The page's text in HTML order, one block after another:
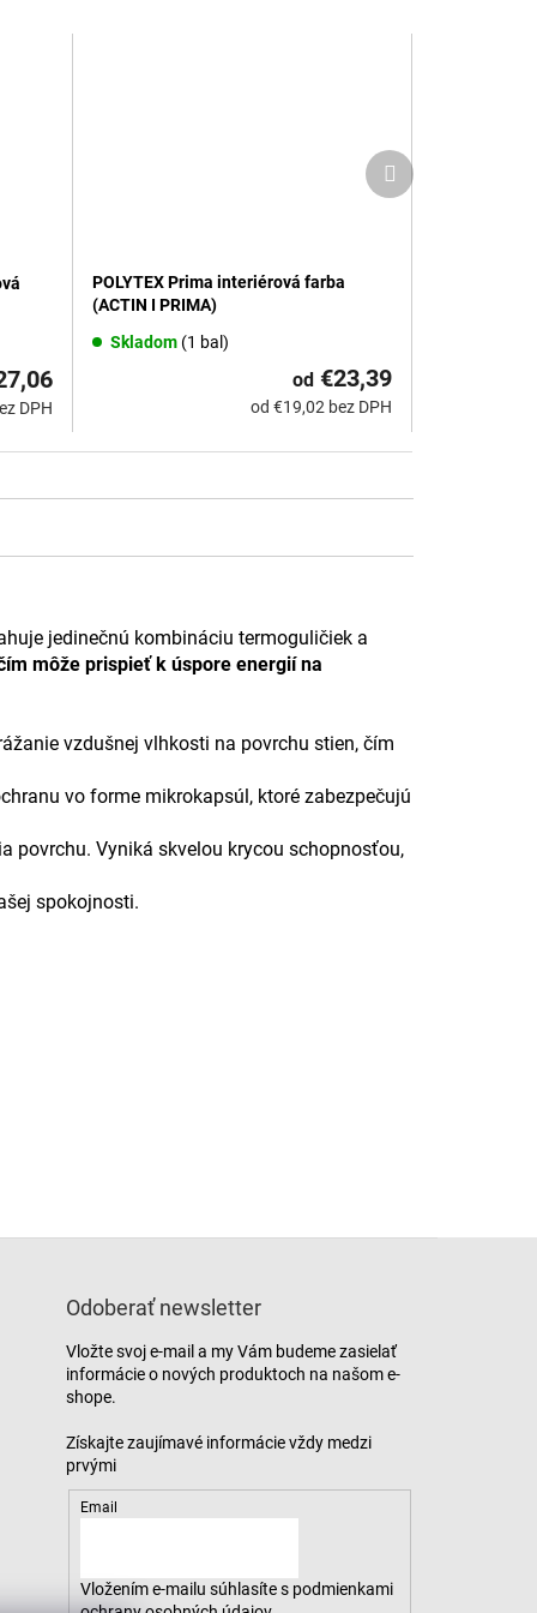
DPH
POLYTEX Prima interiérová farba
(ACTIN I PRIMA)
Skladom (1 bal)
od €19,02 bez DPH
od €23,39
Ďalší
produkt
jedinečnú kombináciu termoguličiek a
môže prispieť k úspore energií na
vzdušnej vlhkosti na povrchu stien, čím
vo forme mikrokapsúl, ktoré zabezpečujú
povrchu. Vyniká skvelou krycou schopnosťou,
spokojnosti.
Odoberať newsletter
Vložte svoj e-mail a my Vám budeme zasielať
informácie o nových produktoch na našom e-
shope.
Email
Vložením e-mailu súhlasíte s podmienkami